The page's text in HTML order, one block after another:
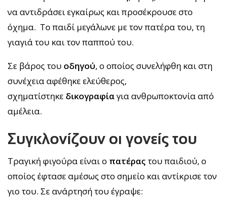
να αντιδράσει εγκαίρως και προσέκρουσε στο
όχημα. Το παιδί μεγάλωνε με τον πατέρα του, τη
γιαγιά του και τον παππού του.
Σε βάρος του οδηγού, ο οποίος συνελήφθη και στη
συνέχεια αφέθηκε ελεύθερος,
σχηματίστηκε δικογραφίαγια ανθρωποκτονία από
αμέλεια.
Συγκλονίζουν οι γονείς του
Τραγική φιγούρα είναι ο πατέρας του παιδιού, ο
οποίος έφτασε αμέσως στο σημείο και αντίκρισε τον
γιο του. Σε ανάρτησή του έγραψε: